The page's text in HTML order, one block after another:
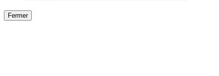
Fermer